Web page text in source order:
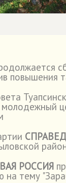
повышения
РОССИЯ
на тему